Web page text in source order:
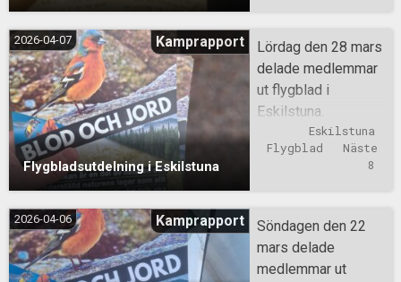
Flygbladsutdelning i Eskilstuna
2026-04-07 Kamprapport
Lördag den 28 mars
delade medlemmar
ut flygblad i
Eskilstuna.
Eskilstuna
Flygblad
Näste
8
2026-04-06 Kamprapport
Söndagen den 22
mars delade
medlemmar ut